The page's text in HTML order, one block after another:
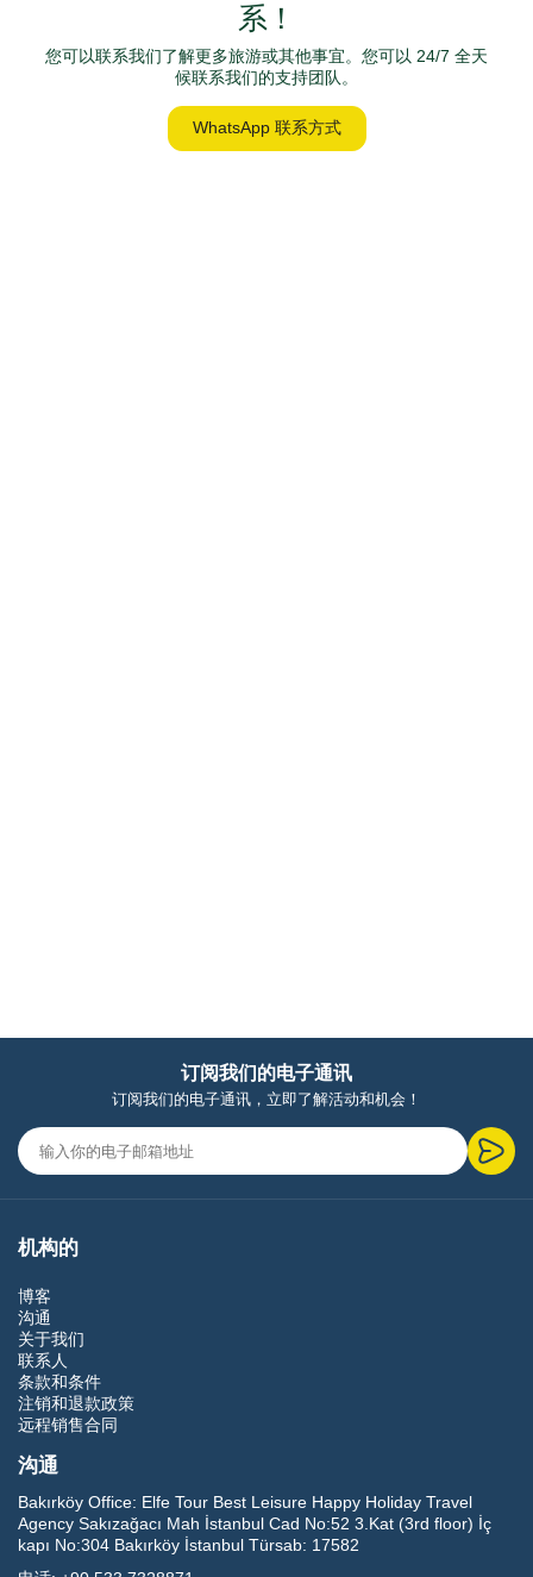
系！
您可以联系我们了解更多旅游或其他事宜。您可以 24/7 全天
候联系我们的支持团队。
WhatsApp 联系方式
订阅我们的电子通讯
订阅我们的电子通讯，立即了解活动和机会！
机构的
博客
沟通
关于我们
联系人
条款和条件
注销和退款政策
远程销售合同
沟通
Bakırköy Office: Elfe Tour Best Leisure Happy Holiday Travel
Agency Sakızağacı Mah İstanbul Cad No:52 3.Kat (3rd floor) İç
kapı No:304 Bakırköy İstanbul Türsab: 17582